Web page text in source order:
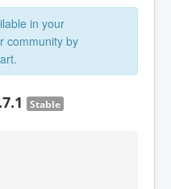
in your
community by
Stable